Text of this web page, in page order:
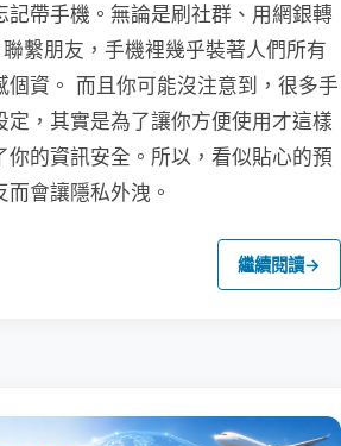
記帶手機。無論是刷社群、用網銀轉
繫朋友，手機裡幾乎裝著人們所有
個資。 而且你可能沒注意到，很多手
定，其實是為了讓你方便使用才這樣
你的資訊安全。所以，看似貼心的預
會讓隱私外洩。
繼續閱讀→